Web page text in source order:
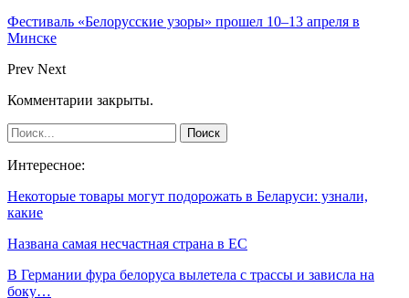
Фестиваль «Белорусские узоры» прошел 10–13 апреля в
Минске
Prev Next
Комментарии закрыты.
Интересное:
Некоторые товары могут подорожать в Беларуси: узнали,
какие
Названа самая несчастная страна в ЕС
В Германии фура белоруса вылетела с трассы и зависла на
боку…